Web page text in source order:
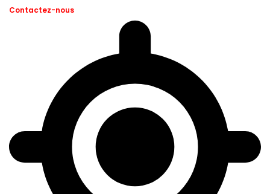
Contactez-nous